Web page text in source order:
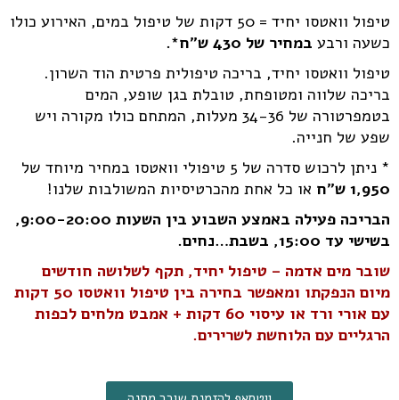
טיפול וואטסו יחיד = 50 דקות של טיפול במים, האירוע כולו
כשעה ורבע במחיר של 430 ש"ח*.
טיפול וואטסו יחיד, בריכה טיפולית פרטית הוד השרון.
בריכה שלווה ומטופחת, טובלת בגן שופע, המים
בטמפרטורה של 34-36 מעלות, המתחם כולו מקורה ויש
שפע של חנייה.
* ניתן לרכוש סדרה של 5 טיפולי וואטסו במחיר מיוחד של
1,950 ש"ח
או כל אחת מהכרטיסיות המשולבות שלנו!
הבריכה פעילה באמצע השבוע בין השעות 9:00-20:00,
בשישי עד 15:00, בשבת…נחים.
שובר מים אדמה – טיפול יחיד, תקף לשלושה חודשים
מיום הנפקתו ומאפשר בחירה בין טיפול וואטסו 50 דקות
עם אורי ורד או עיסוי 60 דקות + אמבט מלחים לכפות
הרגליים עם הלוחשת לשרירים.